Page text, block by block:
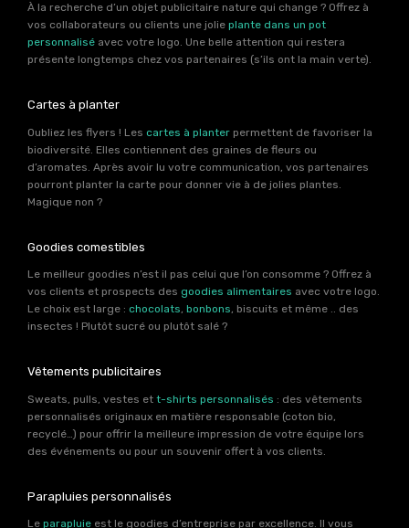
À la recherche d’un objet publicitaire nature qui change ? Offrez à
vos collaborateurs ou clients une jolie plante dans un pot
personnalisé avec votre logo. Une belle attention qui restera
présente longtemps chez vos partenaires (s’ils ont la main verte).
Cartes à planter
Oubliez les flyers ! Les cartes à planter permettent de favoriser la
biodiversité. Elles contiennent des graines de fleurs ou
d’aromates. Après avoir lu votre communication, vos partenaires
pourront planter la carte pour donner vie à de jolies plantes.
Magique non ?
Goodies comestibles
Le meilleur goodies n’est il pas celui que l’on consomme ? Offrez à
vos clients et prospects des goodies alimentaires avec votre logo.
Le choix est large : chocolats, bonbons, biscuits et même .. des
insectes ! Plutôt sucré ou plutôt salé ?
Vêtements publicitaires
Sweats, pulls, vestes et t-shirts personnalisés : des vêtements
personnalisés originaux en matière responsable (coton bio,
recyclé…) pour offrir la meilleure impression de votre équipe lors
des événements ou pour un souvenir offert à vos clients.
Parapluies personnalisés
Le parapluie est le goodies d’entreprise par excellence. Il vous